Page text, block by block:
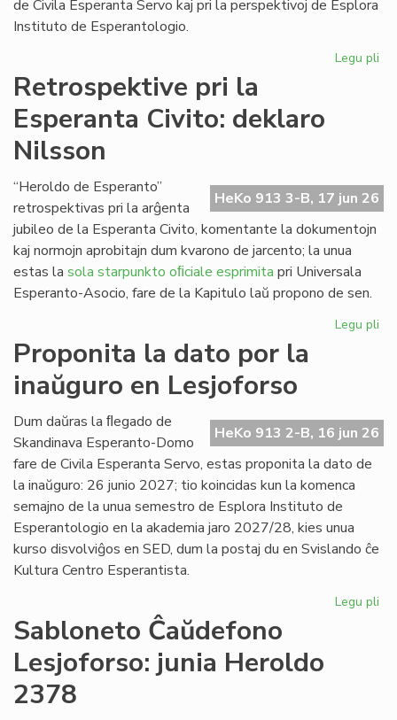
de Civila Esperanta Servo kaj pri la perspektivoj de Esplora
Instituto de Esperantologio.
Legu pli
Retrospektive pri la
Esperanta Civito: deklaro
Nilsson
HeKo 913 3-B, 17 jun 26
“Heroldo de Esperanto”
retrospektivas pri la arĝenta
jubileo de la Esperanta Civito, komentante la dokumentojn
kaj normojn aprobitajn dum kvarono de jarcento; la unua
estas la sola starpunkto oﬁciale esprimita pri Universala
Esperanto-Asocio, fare de la Kapitulo laŭ propono de sen.
Legu pli
Proponita la dato por la
inaŭguro en Lesjoforso
HeKo 913 2-B, 16 jun 26
Dum daŭras la ﬂegado de
Skandinava Esperanto-Domo
fare de Civila Esperanta Servo, estas proponita la dato de
la inaŭguro: 26 junio 2027; tio koincidas kun la komenca
semajno de la unua semestro de Esplora Instituto de
Esperantologio en la akademia jaro 2027/28, kies unua
kurso disvolviĝos en SED, dum la postaj du en Svislando ĉe
Kultura Centro Esperantista.
Legu pli
Sabloneto Ĉaŭdefono
Lesjoforso: junia Heroldo
2378